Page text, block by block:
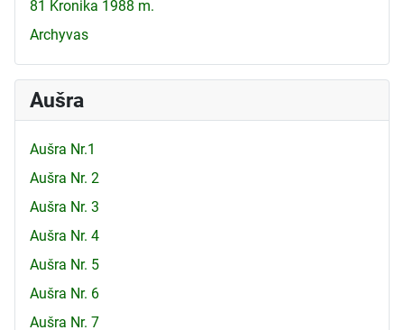
81 Kronika 1988 m.
Archyvas
Aušra
Aušra Nr.1
Aušra Nr. 2
Aušra Nr. 3
Aušra Nr. 4
Aušra Nr. 5
Aušra Nr. 6
Aušra Nr. 7